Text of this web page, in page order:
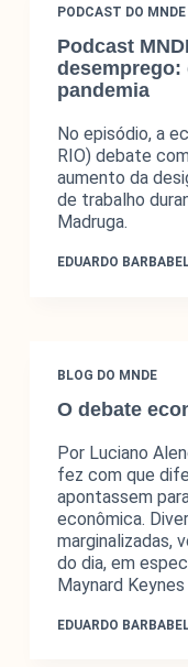
O Monitor do Novo
agregador de
maneiras de
econômico da
PODCAST DO MNDE
Podcast
pandemia
No episódio, a
RIO) debate
aumento da
de trabalho
Madruga.
EDUARDO
BLOG DO MNDE
O debate
Por Luciano
fez com que
apontassem
econômica.
marginalizadas,
do dia, em
Maynard
EDUARDO